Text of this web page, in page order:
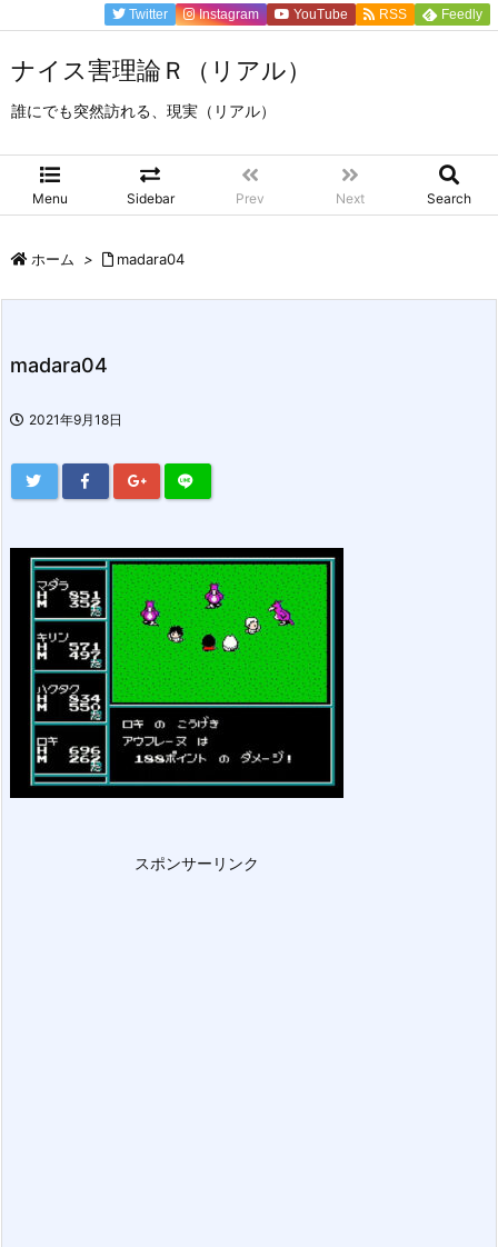
ナイス害理論Ｒ（リアル）
誰にでも突然訪れる、現実（リアル）
Menu Sidebar Prev Next Search
Twitter Instagram YouTube RSS Feedly
ホーム > madara04
madara04
2021年9月18日
スポンサーリンク